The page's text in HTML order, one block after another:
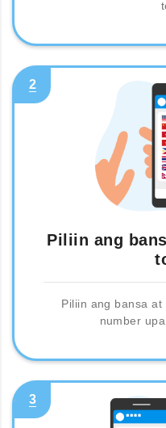
2
Piliin ang
Piliin ang bansa
number
3